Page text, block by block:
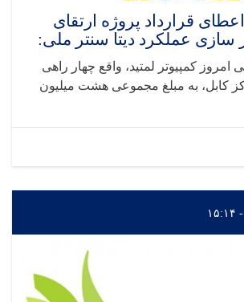
قرارداد پروژه ارتقای
سازی عملکرد دیتا سنتر ملی:
امروز کمپیوتر لمتید، واقع چهار راهی
کابل، به مبلغ مجموعی هشت میلیون